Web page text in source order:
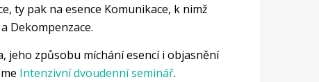
ty pak na esence Komunikace, k nimž
Dekompenzace.
jeho způsobu míchání esencí i objasnění
Intenzivní dvoudenní seminář.